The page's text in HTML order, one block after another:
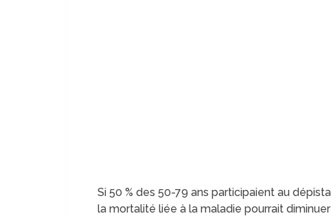
Si 50 % des 50-79 ans participaient au
la mortalité liée à la maladie pourrait